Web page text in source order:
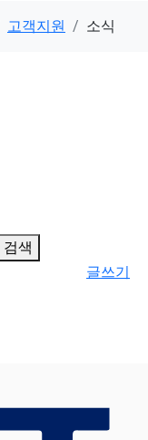
고객지원 소식
검색
글쓰기